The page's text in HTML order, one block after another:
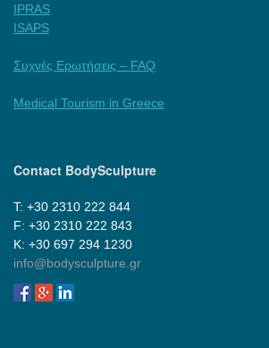
IPRAS
ISAPS
Συχνές Ερωτήσεις – FAQ
Medical Tourism in Greece
Contact BodySculpture
Τ: +30 2310 222 844
F: +30 2310 222 843
Κ: +30 697 294 1230
info@bodysculpture.gr